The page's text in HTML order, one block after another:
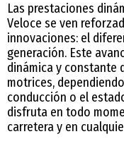
Las prestaciones
Veloce se ven
innovaciones: el
generación. Este
dinámica y constante
motrices,
conducción o el
disfruta en todo
carretera y en